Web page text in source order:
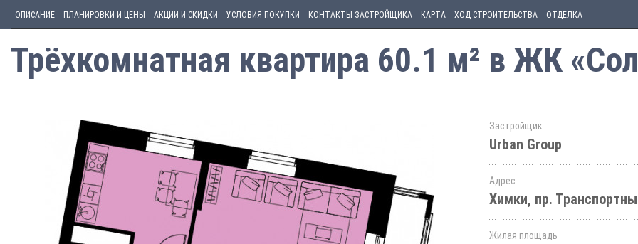
ОПИСАНИЕ ПЛАНИРОВКИ И ЦЕНЫ АКЦИИ И СКИДКИ УСЛОВИЯ ПОКУПКИ КОНТАКТЫ ЗАСТРОЙЩИКА КАРТА ХОД СТРОИТЕЛЬСТВА ОТДЕЛКА
Трёхкомнатная квартира 60.1 м² в ЖК
Застройщик
Urban Group
Адрес
Химки, пр.
Жилая площадь